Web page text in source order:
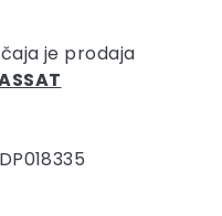
je prodaja